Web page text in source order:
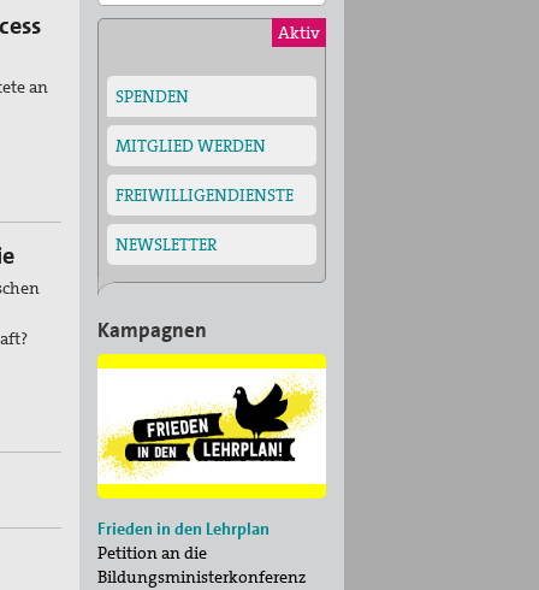
an
Aktiv
SPENDEN
MITGLIED WERDEN
FREIWILLIGENDIENSTE
NEWSLETTER
Kampagnen
Frieden in den Lehrplan
Petition an die
Bildungsministerkonferenz